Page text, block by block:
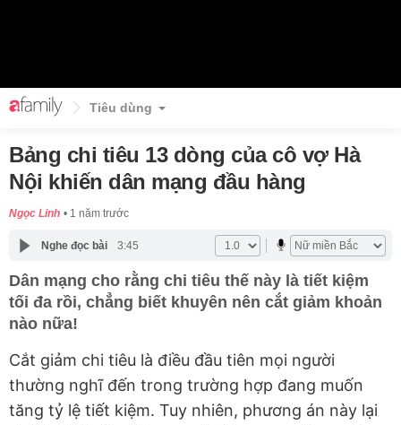
Tiêu dùng
Bảng chi tiêu 13 dòng của cô vợ Hà
Nội khiến dân mạng đầu hàng
Ngọc Linh 1 năm trước
Nghe đọc bài 3:45
Dân mạng cho rằng chi tiêu thế này là tiết kiệm
tối đa rồi, chẳng biết khuyên nên cắt giảm khoản
nào nữa!
Cắt giảm chi tiêu là điều đầu tiên mọi người
thường nghĩ đến trong trường hợp đang muốn
tăng tỷ lệ tiết kiệm. Tuy nhiên, phương án này lại